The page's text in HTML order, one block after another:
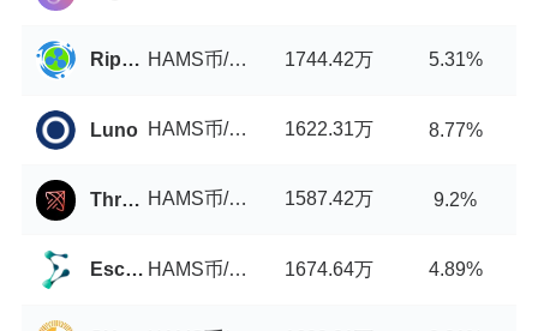
Ripple China HAMS币/USDT 1744.42万 5.31%
Luno HAMS币/USDT 1622.31万 8.77%
Thruster HAMS币/USDT 1587.42万 9.2%
Escodex HAMS币/USDT 1674.64万 4.89%